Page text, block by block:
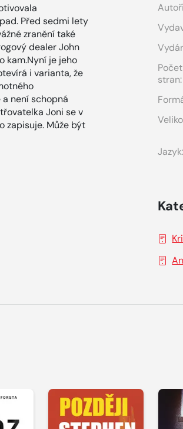
Před sedmi lety
zranění také
dealer John
kam.Nyní je jeho
i varianta, že
a není schopná
Joni se v
zapisuje. Může být
Počet
stran:
Jazyk: